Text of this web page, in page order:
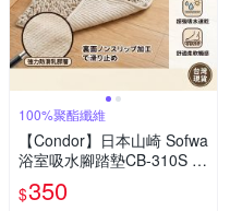
100%聚酯纖維
【Condor】日本山崎 Sofwa
浴室吸水腳踏墊CB-310S 3
6*20CM 抗菌/防滑/吸水墊/
地毯/地墊/踏墊
$350